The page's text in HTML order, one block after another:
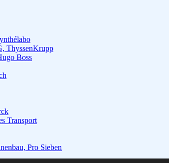
ThyssenKrupp
Boss
Transport
Pro Sieben